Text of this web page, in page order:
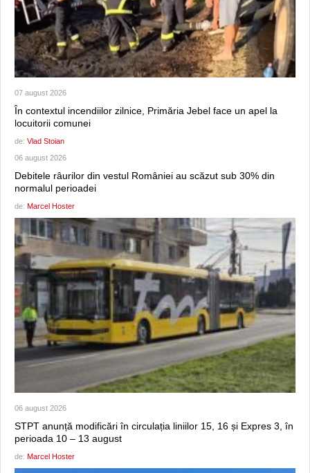
07 august 2026
În contextul incendiilor zilnice, Primăria Jebel face un apel la
locuitorii comunei
de: Vlad Stoian
06 august 2026
Debitele râurilor din vestul României au scăzut sub 30% din
normalul perioadei
de: Marcel Hoster
06 august 2026
STPT anunță modificări în circulația liniilor 15, 16 și Expres 3, în
perioada 10 – 13 august
de: Marcel Hoster